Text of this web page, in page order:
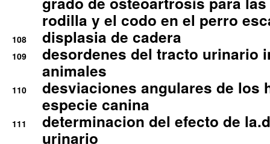
rodilla y el codo en el perro
108 displasia de cadera
109
desordenes del tracto urinario
animales
110
desviaciones angulares de los
especie canina
111
determinacion del efecto de
urinario